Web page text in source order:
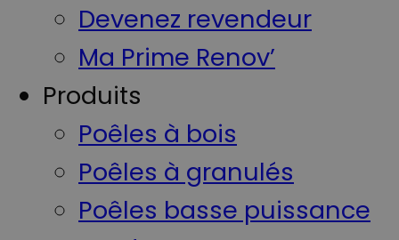
Devenez revendeur
Ma Prime Renov’
Produits
Poêles à bois
Poêles à granulés
Poêles basse puissance